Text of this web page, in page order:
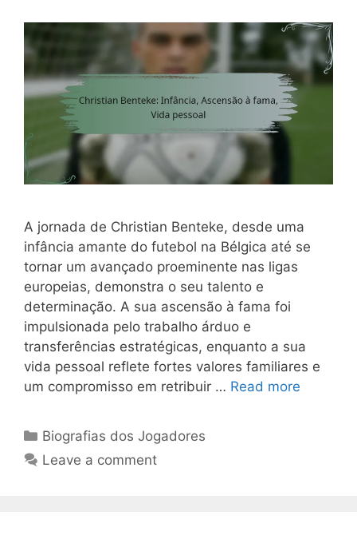
A jornada de Christian Benteke, desde uma
infância amante do futebol na Bélgica até se
tornar um avançado proeminente nas ligas
europeias, demonstra o seu talento e
determinação. A sua ascensão à fama foi
impulsionada pelo trabalho árduo e
transferências estratégicas, enquanto a sua
vida pessoal reflete fortes valores familiares e
um compromisso em retribuir … Read more
Categories
Biografias dos Jogadores
Leave a comment